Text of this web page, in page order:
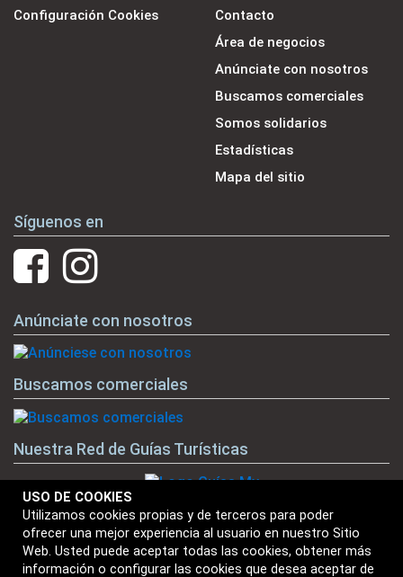
USO DE COOKIES
Utilizamos cookies propias y de terceros para poder
ofrecer una mejor experiencia al usuario en nuestro Sitio
Web. Usted puede aceptar todas las cookies, obtener más
información o configurar las cookies que desea aceptar de
Configuración Cookies
Contacto
Área de negocios
Anúnciate con nosotros
Buscamos comerciales
Somos solidarios
Estadísticas
Mapa del sitio
Síguenos en
Anúnciate con nosotros
Buscamos comerciales
Nuestra Red de Guías Turísticas
Nuestras Marcas